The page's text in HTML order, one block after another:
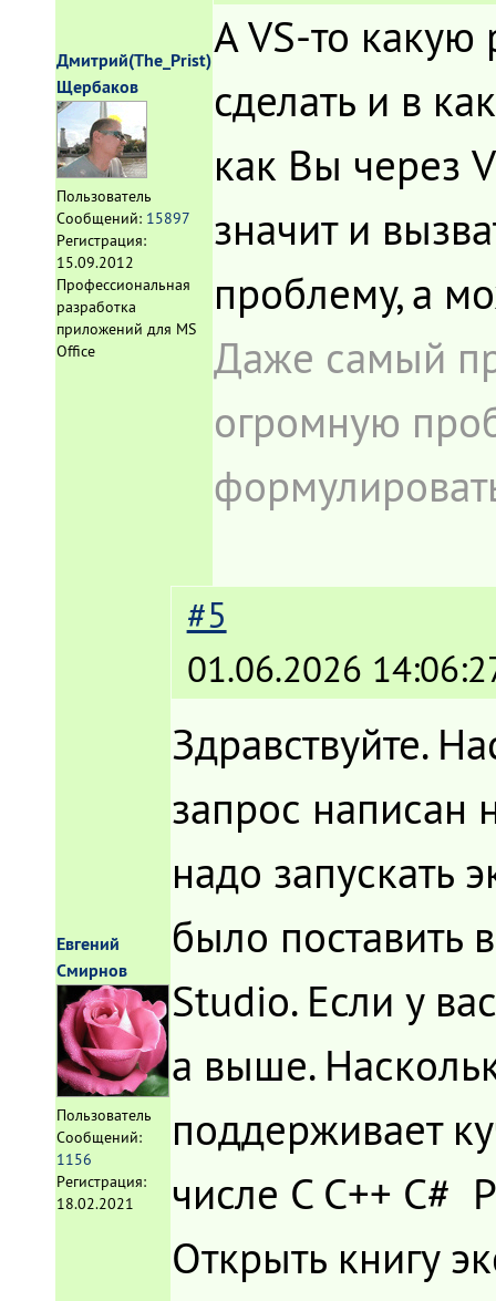
Дмитрий(The_Prist)
Щербаков
Пользователь
Сообщений: 15897
Регистрация:
15.09.2012
Профессиональная
разработка
приложений для MS
Office
А VS-то какую
сделать и в
как Вы через
значит и
проблему, а
Даже самый
огромную
Евгений
Смирнов
Пользователь
Сообщений:
1156
Регистрация:
18.02.2021
#5
01.06.2026
Здравствуйте.
запрос написан
надо запускать
было поставить
Studio. Если у
а выше.
поддерживает
числе C C++ C#
Открыть книгу